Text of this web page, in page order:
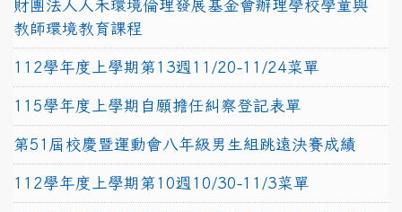
財團法人人禾環境倫理發展基金會辦理學校學童與
教師環境教育課程
112學年度上學期第13週11/20-11/24菜單
115學年度上學期自願擔任糾察登記表單
第51屆校慶暨運動會八年級男生組跳遠決賽成績
112學年度上學期第10週10/30-11/3菜單